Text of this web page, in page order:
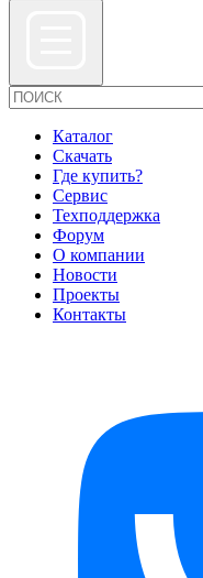
Каталог
Скачать
Где купить?
Сервис
Техподдержка
Форум
О компании
Новости
Проекты
Контакты